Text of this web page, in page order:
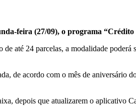
feira (27/09), o programa
até 24 parcelas, a modalidade
de acordo com o mês de
depois que atualizarem o aplicativo